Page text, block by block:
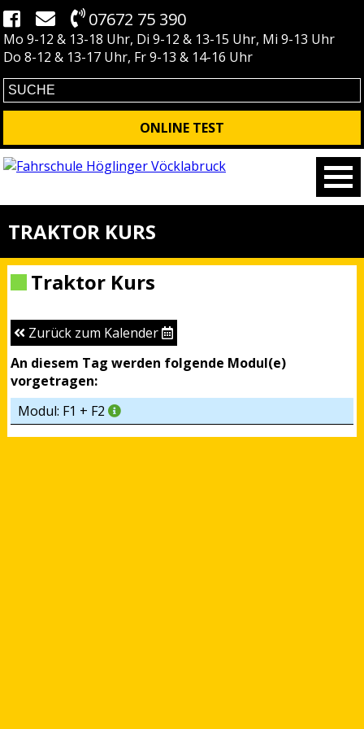
07672 75 390
Mo 9-12 & 13-18 Uhr, Di 9-12 & 13-15 Uhr, Mi 9-13 Uhr
Do 8-12 & 13-17 Uhr, Fr 9-13 & 14-16 Uhr
ONLINE TEST
TRAKTOR KURS
Traktor Kurs
Zurück zum Kalender
An diesem Tag werden folgende Modul(e)
vorgetragen:
Modul: F1 + F2